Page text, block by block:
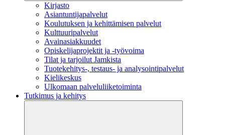
Kirjasto
Asiantuntijapalvelut
Koulutuksen ja kehittämisen palvelut
Kulttuuripalvelut
Avainasiakkuudet
Opiskelijaprojektit​ ja -työvoima
Tilat ja tarjoilut Jamkista
Tuotekehitys-, testaus- ja analysointipalvelut
Kielikeskus
Ulkomaan palveluliiketoiminta
Tutkimus ja kehitys